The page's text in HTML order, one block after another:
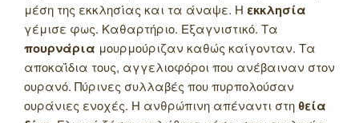
μέση της εκκλησίας και τα άναψε. Η εκκλησία
γέμισε φως. Καθαρτήριο. Εξαγνιστικό. Τα
πουρνάρια μουρμούριζαν καθώς καίγονταν. Τα
αποκαΐδια τους, αγγελιοφόροι που ανέβαιναν στον
ουρανό. Πύρινες συλλαβές που πυρπολούσαν
ουράνιες ενοχές. Η ανθρώπινη απέναντι στη θεία